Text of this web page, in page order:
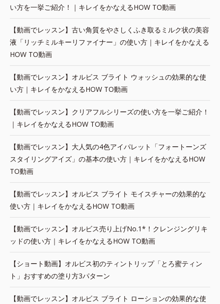
い方を一挙ご紹介！｜キレイをかなえるHOW TO動画
【動画でレッスン】古い角質をやさしくふき取るミルク状の美容
液「リッチミルキーリファイナー」の使い方｜キレイをかなえる
HOW TO動画
【動画でレッスン】オルビス ブライト ウォッシュの効果的な使
い方｜キレイをかなえるHOW TO動画
【動画でレッスン】クリアフルシリーズの使い方を一挙ご紹介！
｜キレイをかなえるHOW TO動画
【動画でレッスン】大人気の4色アイパレット「フォートーンズ
スタイリングアイズ」の基本の使い方｜キレイをかなえるHOW
TO動画
【動画でレッスン】オルビス ブライト モイスチャーの効果的な
使い方｜キレイをかなえるHOW TO動画
【動画でレッスン】オルビス売り上げNo.1*！クレンジングリキ
ッドの使い方｜キレイをかなえるHOW TO動画
【ショート動画】オルビス初のティントリップ「とろ蜜ティン
ト」おすすめの塗り方3パターン
【動画でレッスン】オルビス ブライト ローションの効果的な使